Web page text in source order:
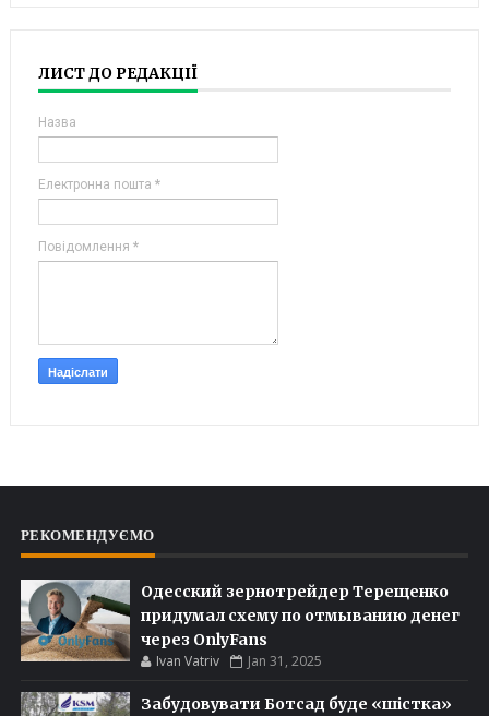
ЛИСТ ДО РЕДАКЦІЇ
Назва
Електронна пошта *
Повідомлення *
РЕКОМЕНДУЄМО
Одесский зернотрейдер Терещенко
придумал схему по отмыванию денег
через OnlyFans
Ivan Vatriv Jan 31, 2025
Забудовувати Ботсад буде «шістка»